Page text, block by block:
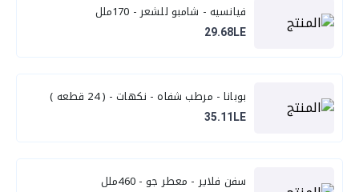
فيانسيه - شامبو للشعر - 170ملل
29.68LE
بوبانا - مرطب شفاه - نكهات - ( 24 قطعه )
35.11LE
سفن فلاير - معطر جو - 460ملل